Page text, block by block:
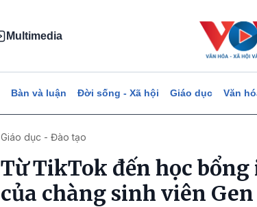
Multimedia
Bàn và luận Đời sống - Xã hội Giáo dục Văn
Giáo dục - Đào tạo
Từ TikTok đến học
của chàng sinh viên Gen